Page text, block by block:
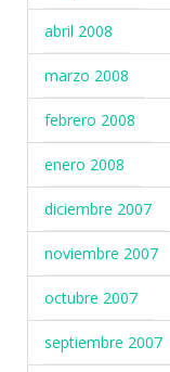
abril 2008
marzo 2008
febrero 2008
enero 2008
diciembre 2007
noviembre 2007
octubre 2007
septiembre 2007